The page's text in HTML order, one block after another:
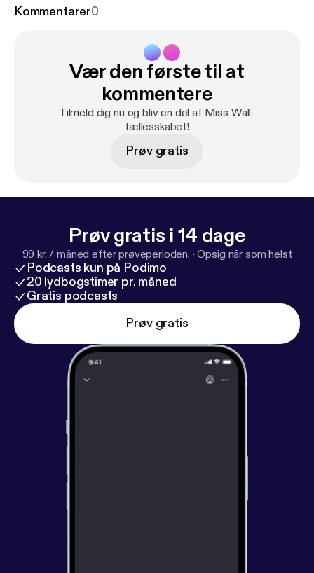
Kommentarer0
Vær den første til at
kommentere
Tilmeld dig nu og bliv en del af Miss Wall-
fællesskabet!
Prøv gratis
Prøv gratis i 14 dage
99 kr. / måned efter prøveperioden. ·Opsig når som helst
Podcasts kun på Podimo
20 lydbogstimer pr. måned
Gratis podcasts
Prøv gratis